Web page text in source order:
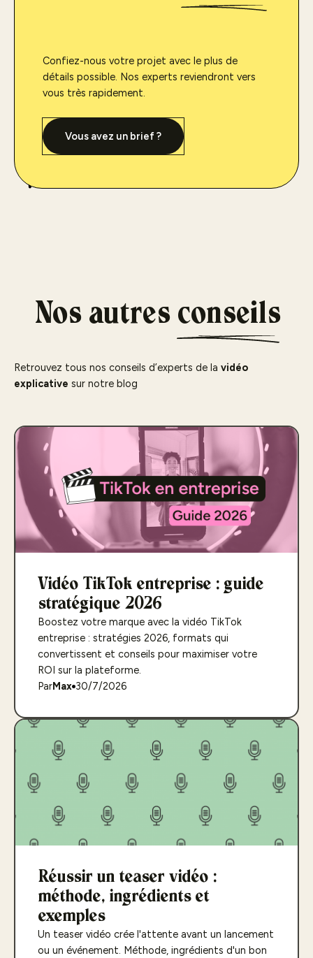
Confiez-nous votre projet avec le plus de
détails possible. Nos experts reviendront vers
vous très rapidement.
Vous avez un brief ?
Nos autres conseils
Retrouvez tous nos conseils d’experts de la vidéo
explicative sur notre blog
Vidéo TikTok entreprise : guide
stratégique 2026
Boostez votre marque avec la vidéo TikTok
entreprise : stratégies 2026, formats qui
convertissent et conseils pour maximiser votre
ROI sur la plateforme.
ParMax 30/7/2026
Réussir un teaser vidéo :
méthode, ingrédients et
exemples
Un teaser vidéo crée l'attente avant un lancement
ou un événement. Méthode, ingrédients d'un bon